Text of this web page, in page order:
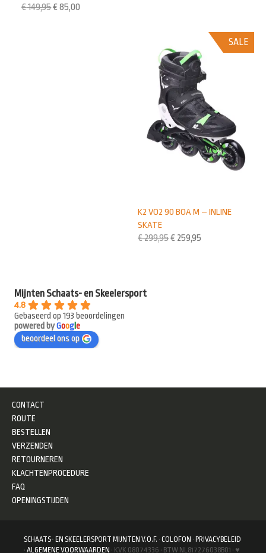
€149,95€ 85,00
SALE
K2 VO2 90 BOA M – INLINE
SKATE
€299,95€ 259,95
Mijnten Schaats- en Skeelersport
4.8
Gebaseerd op 193 beoordelingen
powered byGooge
beoordeel ons op
CONTACT
ROUTE
BESTELLEN
VERZENDEN
RETOURNEREN
KLACHTENPROCEDURE
FAQ
OPENINGSTIJDEN
SCHAATS- EN SKEELERSPORT MIJNTEN V.O.F. · COLOFON · PRIVACYBELEID
· ALGEMENE VOORWAARDEN · KVK 08074336 · BTW NL817276038B01 · ♥